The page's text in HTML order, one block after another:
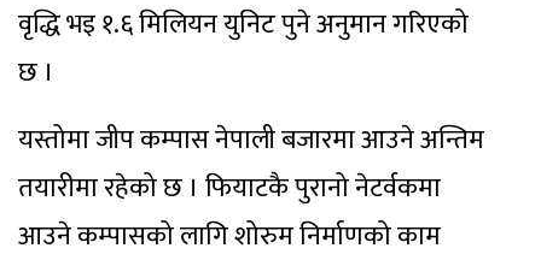
वृद्धि भइ १.६ मिलियन युनिट पुने अनुमान गरिएको
छ ।
यस्तोमा जीप कम्पास नेपाली बजारमा आउने अन्तिम
तयारीमा रहेको छ । फियाटकै पुरानो नेटर्वकमा
आउने कम्पासको लागि शोरुम निर्माणको काम